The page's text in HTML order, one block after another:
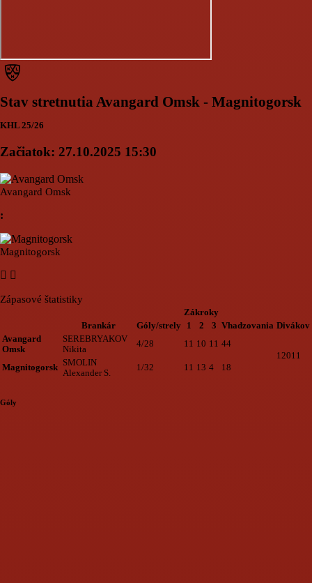
Stav stretnutia Avangard Omsk - Magnitogorsk
KHL 25/26
Začiatok: 27.10.2025 15:30
Avangard Omsk
:
Magnitogorsk
Zápasové štatistiky
Zákroky
Brankár
Góly/strely 1 2 3 Vhadzovania Divákov
Avangard
Omsk
SEREBRYAKOV
Nikita
4/28 11 10 11 44
12011
Magnitogorsk SMOLIN
Alexander S.
1/32 11 13 4 18
Góly